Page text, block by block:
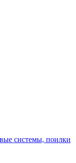
системы, поилки